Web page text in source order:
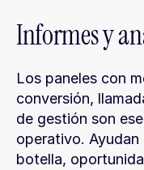
Informes y
Los paneles con
conversión,
de gestión son
operativo.
botella,